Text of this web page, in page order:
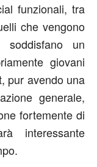
funzionali, tra
che vengono
soddisfano un
giovani
pur avendo una
generale,
fortemente di
interessante